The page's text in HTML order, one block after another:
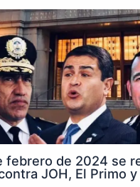
febrero de 2024 se
JOH, El Primo